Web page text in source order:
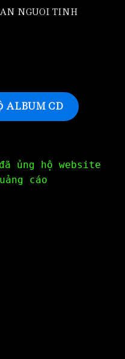
NGUOI TINH
ALBUM CD
ủng hộ website
cáo